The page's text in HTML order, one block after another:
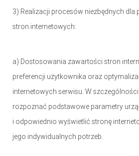
3) Realizacji procesów niezbędnych dla
stron internetowych:
a) Dostosowania zawartości stron
preferencji użytkownika oraz
internetowych serwisu. W
rozpoznać podstawowe parametry
i odpowiednio wyświetlić stronę
jego indywidualnych potrzeb.